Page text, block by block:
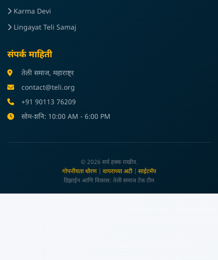
Karma Devi
Lingayat Teli Samaj
संपर्क माहिती
तेली समाज, महाराष्ट्र
contact@teli.org
+91 90113 76209
सोम-शनि: 10:00 AM - 6:00 PM
© 2026 सर्व हक्क राखीव.
गोपनीयता धोरण| वापराच्या अटी| साईटमॅप
डिझाईन आणि विकास: तेली समाज टेक टीम